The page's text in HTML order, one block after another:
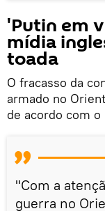
'Putin em
mídia
toada
O fracasso da
armado no
de acordo com
"Com a
guerra no